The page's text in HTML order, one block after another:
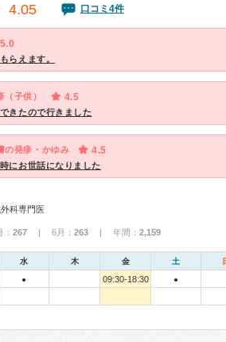
4.05 口コミ4件
5.0
らえます。
（子供） 4.5
きたので行きました
の発疹・かゆみ 4.5
にお世話になりました
科専門医
267 | 6月： 263 | 年間： 2,159
水 木 金 土
● 09:30-18:30 ●